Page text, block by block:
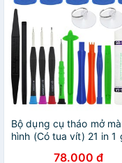
Bộ dụng cụ tháo mở
hình (Có tua vít) 21 in 1
78.000 đ